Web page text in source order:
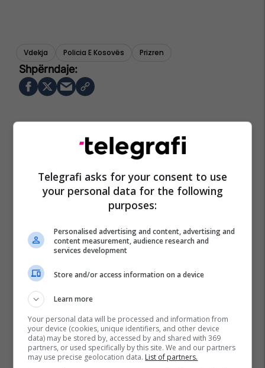
Vdekja Policia E Kosovës Prizren
Telegrafi asks for your consent to use
your personal data for the following
purposes:
Personalised advertising and content, advertising and
content measurement, audience research and
services development
Store and/or access information on a device
Learn more
Your personal data will be processed and information from
your device (cookies, unique identifiers, and other device
data) may be stored by, accessed by and shared with 369
partners, or used specifically by this site. We and our partners
may use precise geolocation data. List of partners.